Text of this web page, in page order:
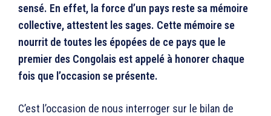
sensé. En effet, la force d’un pays reste sa mémoire
collective, attestent les sages. Cette mémoire se
nourrit de toutes les épopées de ce pays que le
premier des Congolais est appelé à honorer chaque
fois que l’occasion se présente.
C’est l’occasion de nous interroger sur le bilan de